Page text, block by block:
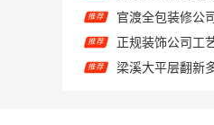
推荐
推荐 正规装饰公司工
推荐